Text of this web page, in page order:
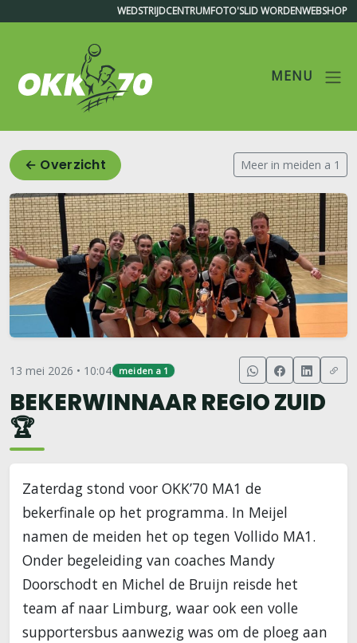
WEDSTRIJDCENTRUMFOTO'SLID WORDENWEBSHOP
OKK'70
MENU
← Overzicht Meer in meiden a 1
13 mei 2026 • 10:04 meiden a 1
BEKERWINNAAR REGIO ZUID
🏆
Zaterdag stond voor OKK’70 MA1 de
bekerfinale op het programma. In Meijel
namen de meiden het op tegen Vollido MA1.
Onder begeleiding van coaches Mandy
Doorschodt en Michel de Bruijn reisde het
team af naar Limburg, waar ook een volle
supportersbus aanwezig was om de ploeg aan